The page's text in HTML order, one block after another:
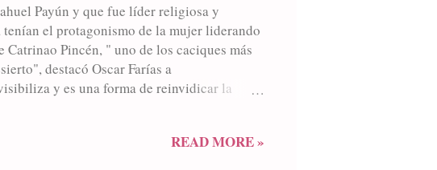
Payún y que fue líder religiosa y
el protagonismo de la mujer liderando
Pincén, " uno de los caciques más
destacó Oscar Farías a
y es una forma de reinvidicar la
Torres, director de Juninhistoria.com,
READ MORE »